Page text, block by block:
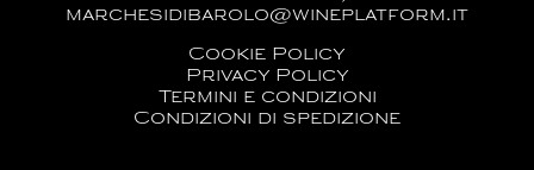
marchesidibarolo@wineplatform.it
Cookie Policy
Privacy Policy
Termini e condizioni
Condizioni di spedizione